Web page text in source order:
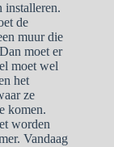
installeren.
de
muur die
moet er
moet wel
het
ze
komen.
worden
Vandaag